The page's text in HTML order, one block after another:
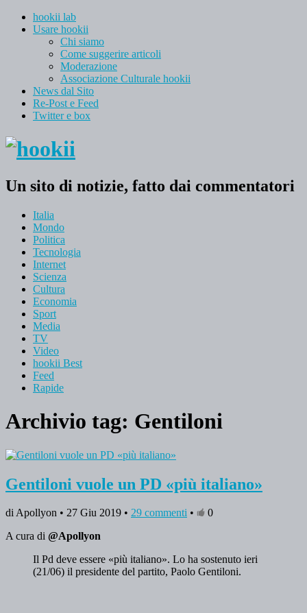
hookii lab
Usare hookii
Chi siamo
Come suggerire articoli
Moderazione
Associazione Culturale hookii
News dal Sito
Re-Post e Feed
Twitter e box
Un sito di notizie, fatto dai commentatori
Italia
Mondo
Politica
Tecnologia
Internet
Scienza
Cultura
Economia
Sport
Media
TV
Video
hookii Best
Feed
Rapide
Archivio tag: Gentiloni
Gentiloni vuole un PD «più italiano»
di Apollyon • 27 Giu 2019 • 29 commenti •
0
A cura di @Apollyon
Il Pd deve essere «più italiano». Lo ha sostenuto ieri
(21/06) il presidente del partito, Paolo Gentiloni.